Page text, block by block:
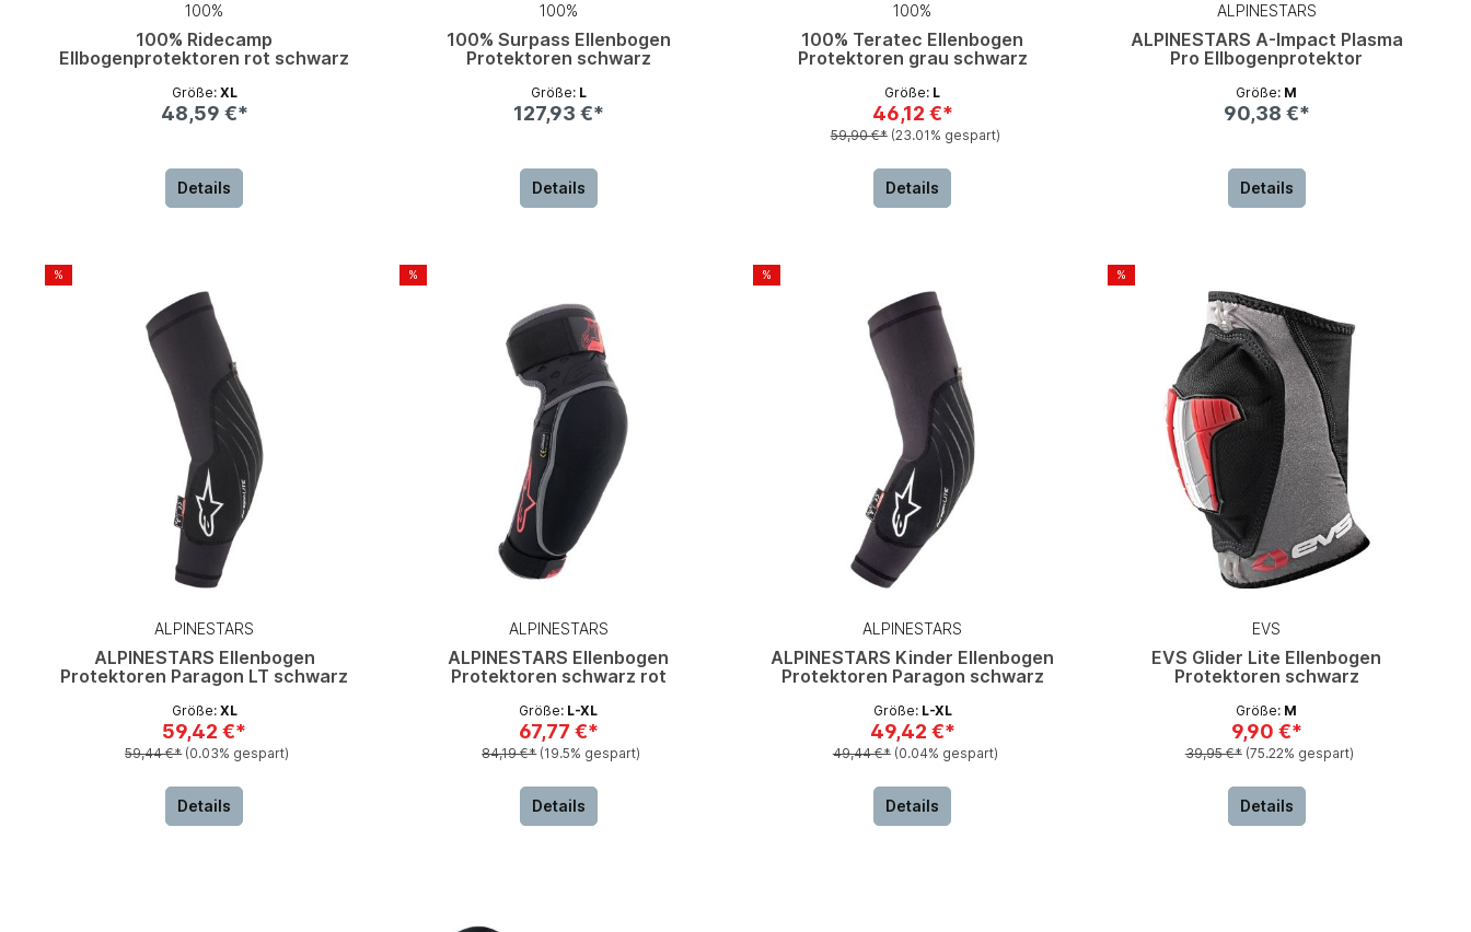
100%
100% Ridecamp
Ellbogenprotektoren rot schwarz
Größe: XL
48,59 €*
Details
100%
100% Surpass Ellenbogen
Protektoren schwarz
Größe: L
127,93 €*
Details
100%
100% Teratec Ellenbogen
Protektoren grau schwarz
Größe: L
46,12 €*
59,90 €* (23.01% gespart)
Details
ALPINESTARS
ALPINESTARS A-Impact Plasma
Pro Ellbogenprotektor
Größe: M
90,38 €*
Details
%
ALPINESTARS
ALPINESTARS Ellenbogen
Protektoren Paragon LT schwarz
Größe: XL
59,42 €*
59,44 €* (0.03% gespart)
Details
%
ALPINESTARS
ALPINESTARS Ellenbogen
Protektoren schwarz rot
Größe: L-XL
67,77 €*
84,19 €* (19.5% gespart)
Details
%
ALPINESTARS
ALPINESTARS Kinder Ellenbogen
Protektoren Paragon schwarz
Größe: L-XL
49,42 €*
49,44 €* (0.04% gespart)
Details
%
EVS
EVS Glider Lite Ellenbogen
Protektoren schwarz
Größe: M
9,90 €*
39,95 €* (75.22% gespart)
Details